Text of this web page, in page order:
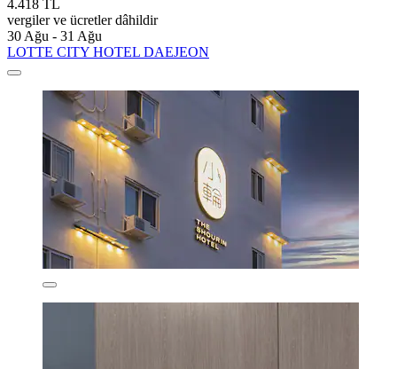
4.418 TL
vergiler ve ücretler dâhildir
30 Ağu - 31 Ağu
LOTTE CITY HOTEL DAEJEON